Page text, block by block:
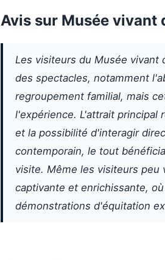
Avis sur Musée vivant
Les visiteurs du Musée vivant
des spectacles, notamment
regroupement familial, mais
l'expérience. L'attrait principal
et la possibilité d'interagir
contemporain, le tout
visite. Même les visiteurs peu
captivante et enrichissante,
démonstrations d'équitation